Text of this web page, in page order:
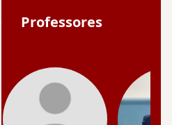
Professores